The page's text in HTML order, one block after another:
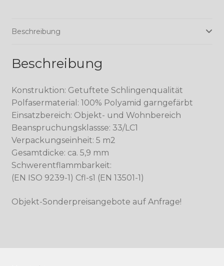
Beschreibung
Beschreibung
Konstruktion: Getuftete Schlingenqualität
Polfasermaterial: 100% Polyamid garngefärbt
Einsatzbereich: Objekt- und Wohnbereich
Beanspruchungsklassse: 33/LC1
Verpackungseinheit: 5 m2
Gesamtdicke: ca. 5,9 mm
Schwerentflammbarkeit:
(EN ISO 9239-1) Cfl-s1 (EN 13501-1)
Objekt-Sonderpreisangebote auf Anfrage!